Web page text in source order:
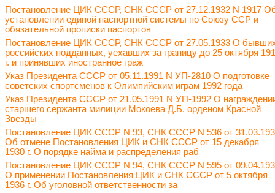
Постановление ЦИК СССР, СНК СССР от 27.12.1932 N 1917
установлении единой паспортной системы по Союзу ССР и
обязательной прописки паспортов
Постановление ЦИК СССР, СНК СССР от 27.05.1933 О
российских подданных, уехавших за границу до 25 октября
г. и принявших иностранное граж
Указ Президента СССР от 05.11.1991 N УП-2810 О подготовке
советских спортсменов к Олимпийским играм 1992 года
Указ Президента СССР от 21.05.1991 N УП-1992 О
старшего сержанта милиции Мокоева Д.Б. орденом Красной
Звезды
Постановление ЦИК СССР N 93, СНК СССР N 536 от
Об отмене Постановления ЦИК и СНК СССР от 15 декабря
1930 г. О порядке найма и распределения раб
Постановление ЦИК СССР N 94, СНК СССР N 595 от
О применении Постановления ЦИК и СНК СССР от 5 октября
1936 г. Об уголовной ответственности за